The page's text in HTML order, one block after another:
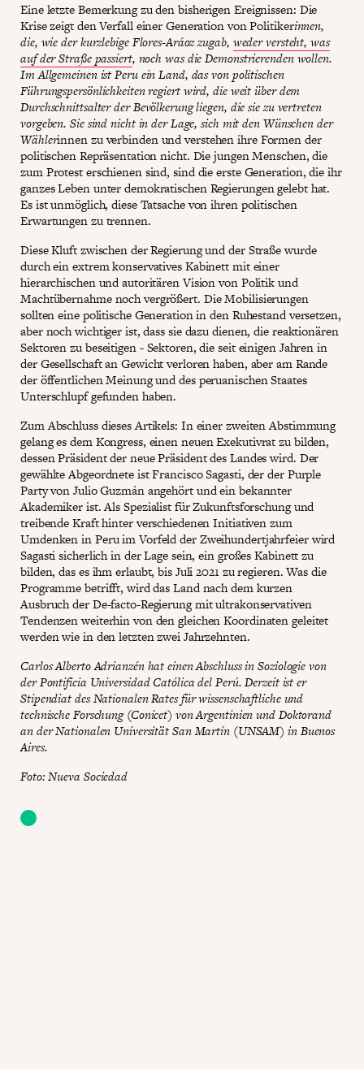
Eine letzte Bemerkung zu den bisherigen Ereignissen: Die
Krise zeigt den Verfall einer Generation von Politikerinnen,
die, wie der kurzlebige Flores-Aráoz zugab, weder versteht, was
auf der Straße passiert, noch was die Demonstrierenden wollen.
Im Allgemeinen ist Peru ein Land, das von politischen
Führungspersönlichkeiten regiert wird, die weit über dem
Durchschnittsalter der Bevölkerung liegen, die sie zu vertreten
vorgeben. Sie sind nicht in der Lage, sich mit den Wünschen der
Wählerinnen zu verbinden und verstehen ihre Formen der
politischen Repräsentation nicht. Die jungen Menschen, die
zum Protest erschienen sind, sind die erste Generation, die ihr
ganzes Leben unter demokratischen Regierungen gelebt hat.
Es ist unmöglich, diese Tatsache von ihren politischen
Erwartungen zu trennen.
Diese Kluft zwischen der Regierung und der Straße wurde
durch ein extrem konservatives Kabinett mit einer
hierarchischen und autoritären Vision von Politik und
Machtübernahme noch vergrößert. Die Mobilisierungen
sollten eine politische Generation in den Ruhestand versetzen,
aber noch wichtiger ist, dass sie dazu dienen, die reaktionären
Sektoren zu beseitigen - Sektoren, die seit einigen Jahren in
der Gesellschaft an Gewicht verloren haben, aber am Rande
der öffentlichen Meinung und des peruanischen Staates
Unterschlupf gefunden haben.
Zum Abschluss dieses Artikels: In einer zweiten Abstimmung
gelang es dem Kongress, einen neuen Exekutivrat zu bilden,
dessen Präsident der neue Präsident des Landes wird. Der
gewählte Abgeordnete ist Francisco Sagasti, der der Purple
Party von Julio Guzmán angehört und ein bekannter
Akademiker ist. Als Spezialist für Zukunftsforschung und
treibende Kraft hinter verschiedenen Initiativen zum
Umdenken in Peru im Vorfeld der Zweihundertjahrfeier wird
Sagasti sicherlich in der Lage sein, ein großes Kabinett zu
bilden, das es ihm erlaubt, bis Juli 2021 zu regieren. Was die
Programme betrifft, wird das Land nach dem kurzen
Ausbruch der De-facto-Regierung mit ultrakonservativen
Tendenzen weiterhin von den gleichen Koordinaten geleitet
werden wie in den letzten zwei Jahrzehnten.
Carlos Alberto Adrianzén hat einen Abschluss in Soziologie von
der Pontificia Universidad Católica del Perú. Derzeit ist er
Stipendiat des Nationalen Rates für wissenschaftliche und
technische Forschung (Conicet) von Argentinien und Doktorand
an der Nationalen Universität San Martín (UNSAM) in Buenos
Aires.
Foto: Nueva Sociedad